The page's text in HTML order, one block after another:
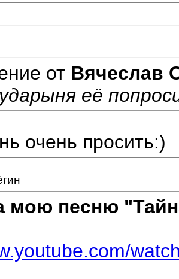
от Вячеслав
её
очень просить:)
мою песню